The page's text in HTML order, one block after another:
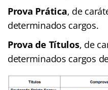
Prova Prática, de
determinados cargos.
Prova de Títulos, de
determinados cargos